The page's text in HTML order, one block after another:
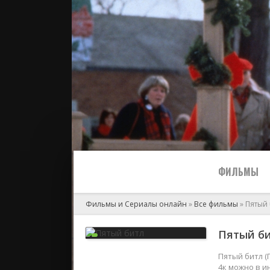
ФИЛЬМЫ
2024
Фильмы и Сериалы онлайн » Все фильмы » Пятый
Пятый
Пятый битл
4к можно в